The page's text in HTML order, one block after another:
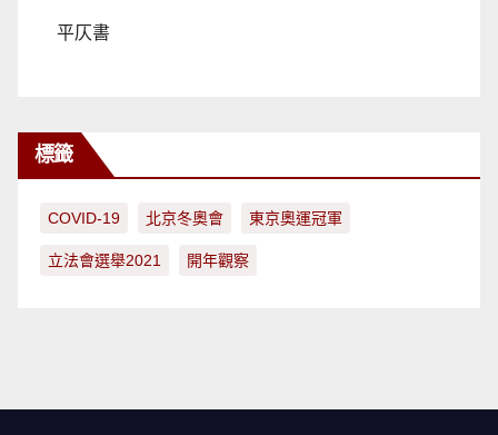
平仄書
標籤
COVID-19 北京冬奧會 東京奧運冠軍
立法會選舉2021 開年觀察